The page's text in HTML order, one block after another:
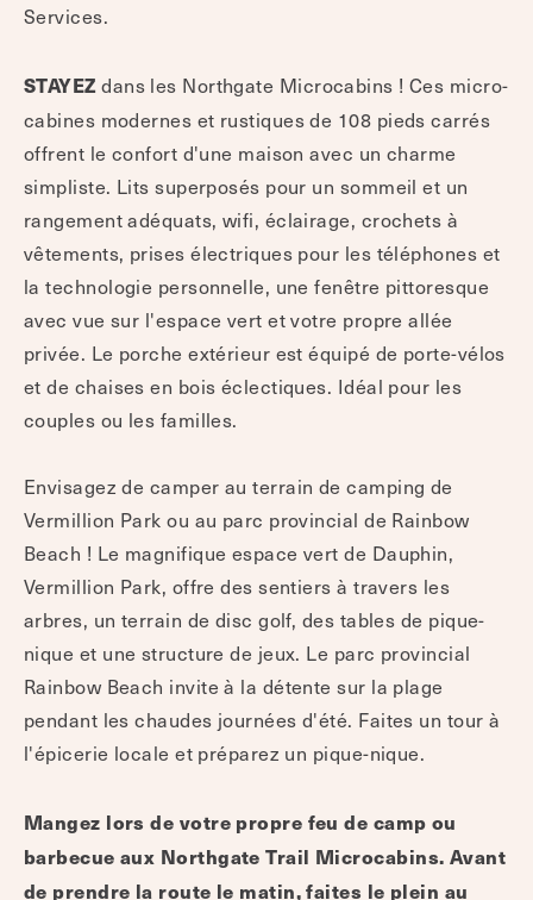
Services.
STAYEZdans les Northgate Microcabins ! Ces micro-
cabines modernes et rustiques de 108 pieds carrés
offrent le confort d'une maison avec un charme
simpliste. Lits superposés pour un sommeil et un
rangement adéquats, wifi, éclairage, crochets à
vêtements, prises électriques pour les téléphones et
la technologie personnelle, une fenêtre pittoresque
avec vue sur l'espace vert et votre propre allée
privée. Le porche extérieur est équipé de porte-vélos
et de chaises en bois éclectiques. Idéal pour les
couples ou les familles.
Envisagez de camper au terrain de camping de
Vermillion Park ou au parc provincial de Rainbow
Beach ! Le magnifique espace vert de Dauphin,
Vermillion Park, offre des sentiers à travers les
arbres, un terrain de disc golf, des tables de pique-
nique et une structure de jeux. Le parc provincial
Rainbow Beach invite à la détente sur la plage
pendant les chaudes journées d'été. Faites un tour à
l'épicerie locale et préparez un pique-nique.
Mangez lors de votre propre feu de camp ou
barbecue aux Northgate Trail Microcabins. Avant
de prendre la route le matin, faites le plein au